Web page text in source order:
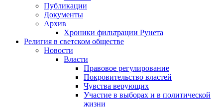
Публикации
Документы
Архив
Хроники фильтрации Рунета
Религия в светском обществе
Новости
Власти
Правовое регулирование
Покровительство властей
Чувства верующих
Участие в выборах и в политической
жизни